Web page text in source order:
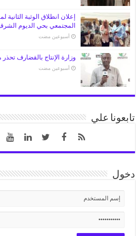
إعلان انطلاق الوثبة
المجتمعي بحي الديوم
‏أسبوعين مضت
وزارة الإنتاج بالقضارف
‏أسبوعين مضت
تابعونا علي
دخول